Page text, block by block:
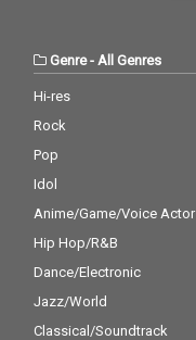
Genre- All Genres
Hi-res
Rock
Pop
Idol
Anime/Game/Voice Actor
Hip Hop/R&B
Dance/Electronic
Jazz/World
Classical/Soundtrack